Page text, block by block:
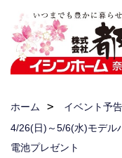
ホーム
イベント予告
4/26(日)～5/6(水)モデル
電池プレゼント